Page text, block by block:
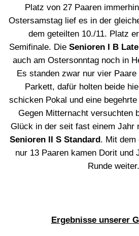
Platz von 27 Paaren
Ostersamstag lief es in der
dem geteilten 10./11. Platz
Semifinale. Die Senioren I B
auch am Ostersonntag noch in
Es standen zwar nur vier
Parkett, dafür holten beide
schicken Pokal und eine
Gegen Mitternacht versuchten
Glück in der seit fast einem Jahr
Senioren II S Standard . Mit dem
nur 13 Paaren kamen Dorit und
Runde weiter.
Ergebnisse unserer